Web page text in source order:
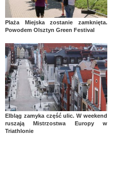
Plaża Miejska zostanie zamknięta.
Powodem Olsztyn Green Festival
Elbląg zamyka część ulic. W weekend
ruszają Mistrzostwa Europy w
Triathlonie